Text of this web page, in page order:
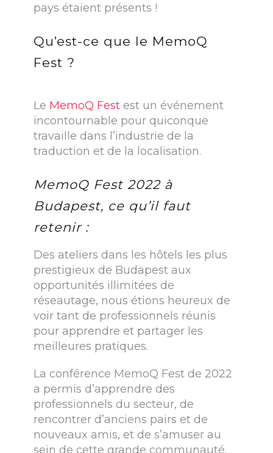
pays étaient présents !
Qu’est-ce que le MemoQ
Fest ?
Le MemoQ Fest est un événement
incontournable pour quiconque
travaille dans l’industrie de la
traduction et de la localisation.
MemoQ Fest 2022 à
Budapest, ce qu’il faut
retenir :
Des ateliers dans les hôtels les plus
prestigieux de Budapest aux
opportunités illimitées de
réseautage, nous étions heureux de
voir tant de professionnels réunis
pour apprendre et partager les
meilleures pratiques.
La conférence MemoQ Fest de 2022
a permis d’apprendre des
professionnels du secteur, de
rencontrer d’anciens pairs et de
nouveaux amis, et de s’amuser au
sein de cette grande communauté.